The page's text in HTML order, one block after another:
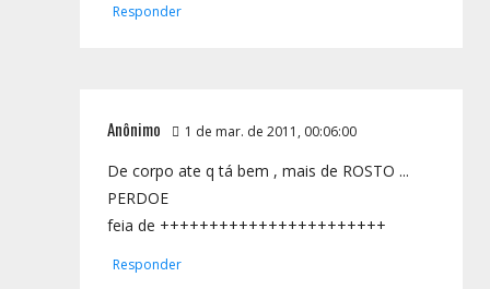
Responder
Anônimo 1 de mar. de 2011, 00:06:00
De corpo ate q tá bem , mais de ROSTO ...
PERDOE
feia de +++++++++++++++++++++++
Responder